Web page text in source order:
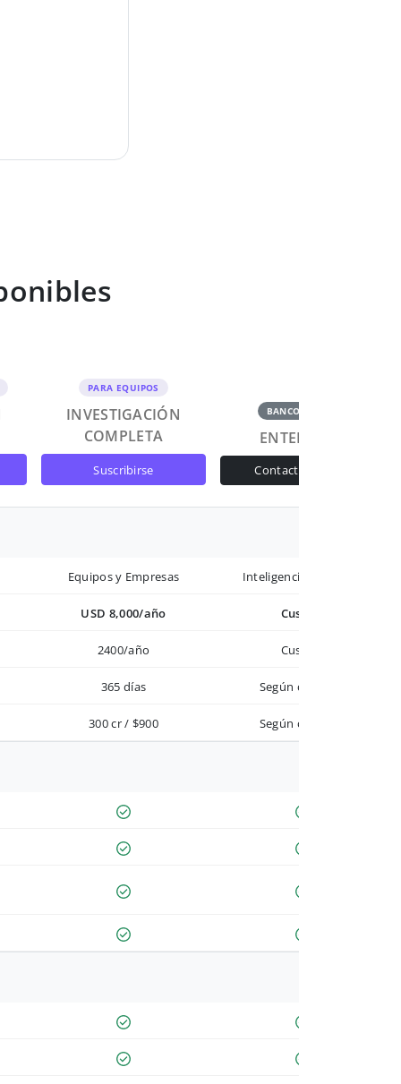
PARA EQUIPOS
INVESTIGACIÓN
COMPLETA
suscribirse
BANCOS Y GOB
ENTERPRISE
contactar ventas
Equipos y Empresas Inteligencia avanzada
USD 8,000/año Custom
2400/año Custom
365 días Según contrato
300 cr / $900 Según contrato